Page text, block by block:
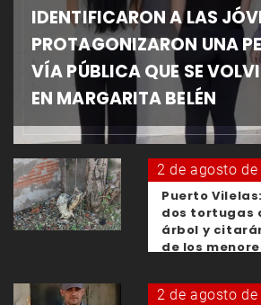
IDENTIFICARON A LAS
PROTAGONIZARON UNA
VÍA PÚBLICA QUE SE
EN MARGARITA BELÉN
2 de agosto de
Puerto
dos tortugas
árbol y
de los
2 de agosto de